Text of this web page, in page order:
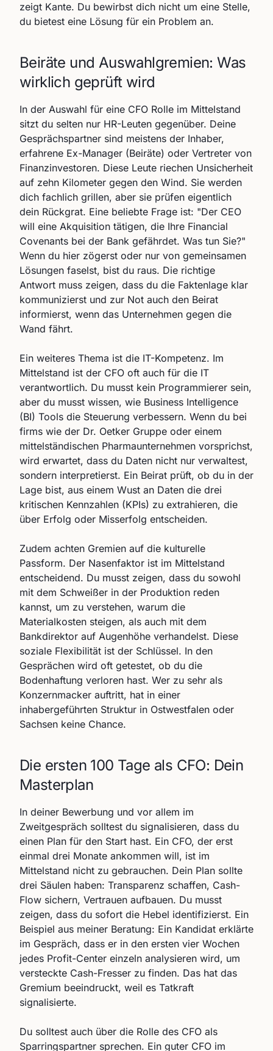
zeigt Kante. Du bewirbst dich nicht um eine Stelle,
du bietest eine Lösung für ein Problem an.
Beiräte und Auswahlgremien: Was
wirklich geprüft wird
In der Auswahl für eine CFO Rolle im Mittelstand
sitzt du selten nur HR-Leuten gegenüber. Deine
Gesprächspartner sind meistens der Inhaber,
erfahrene Ex-Manager (Beiräte) oder Vertreter von
Finanzinvestoren. Diese Leute riechen Unsicherheit
auf zehn Kilometer gegen den Wind. Sie werden
dich fachlich grillen, aber sie prüfen eigentlich
dein Rückgrat. Eine beliebte Frage ist: "Der CEO
will eine Akquisition tätigen, die Ihre Financial
Covenants bei der Bank gefährdet. Was tun Sie?"
Wenn du hier zögerst oder nur von gemeinsamen
Lösungen faselst, bist du raus. Die richtige
Antwort muss zeigen, dass du die Faktenlage klar
kommunizierst und zur Not auch den Beirat
informierst, wenn das Unternehmen gegen die
Wand fährt.
Ein weiteres Thema ist die IT-Kompetenz. Im
Mittelstand ist der CFO oft auch für die IT
verantwortlich. Du musst kein Programmierer sein,
aber du musst wissen, wie Business Intelligence
(BI) Tools die Steuerung verbessern. Wenn du bei
firms wie der Dr. Oetker Gruppe oder einem
mittelständischen Pharmaunternehmen vorsprichst,
wird erwartet, dass du Daten nicht nur verwaltest,
sondern interpretierst. Ein Beirat prüft, ob du in der
Lage bist, aus einem Wust an Daten die drei
kritischen Kennzahlen (KPIs) zu extrahieren, die
über Erfolg oder Misserfolg entscheiden.
Zudem achten Gremien auf die kulturelle
Passform. Der Nasenfaktor ist im Mittelstand
entscheidend. Du musst zeigen, dass du sowohl
mit dem Schweißer in der Produktion reden
kannst, um zu verstehen, warum die
Materialkosten steigen, als auch mit dem
Bankdirektor auf Augenhöhe verhandelst. Diese
soziale Flexibilität ist der Schlüssel. In den
Gesprächen wird oft getestet, ob du die
Bodenhaftung verloren hast. Wer zu sehr als
Konzernmacker auftritt, hat in einer
inhabergeführten Struktur in Ostwestfalen oder
Sachsen keine Chance.
Die ersten 100 Tage als CFO: Dein
Masterplan
In deiner Bewerbung und vor allem im
Zweitgespräch solltest du signalisieren, dass du
einen Plan für den Start hast. Ein CFO, der erst
einmal drei Monate ankommen will, ist im
Mittelstand nicht zu gebrauchen. Dein Plan sollte
drei Säulen haben: Transparenz schaffen, Cash-
Flow sichern, Vertrauen aufbauen. Du musst
zeigen, dass du sofort die Hebel identifizierst. Ein
Beispiel aus meiner Beratung: Ein Kandidat erklärte
im Gespräch, dass er in den ersten vier Wochen
jedes Profit-Center einzeln analysieren wird, um
versteckte Cash-Fresser zu finden. Das hat das
Gremium beeindruckt, weil es Tatkraft
signalisierte.
Du solltest auch über die Rolle des CFO als
Sparringspartner sprechen. Ein guter CFO im